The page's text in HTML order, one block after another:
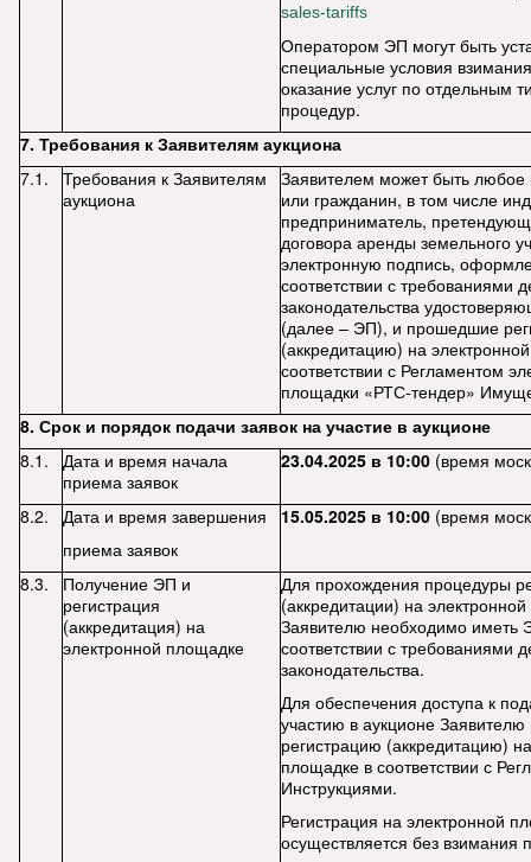
sales-tariffs
Оператором ЭП могут быть
специальные условия
оказание услуг по отдельным
процедур.
7. Требования к Заявителям аукциона
7.1.
Требования к Заявителям
аукциона
Заявителем может быть любое
или гражданин, в том числе
предприниматель,
договора аренды земельного
электронную подпись,
соответствии с требованиями
законодательства
(далее – ЭП), и прошедшие
(аккредитацию) на
соответствии с Регламентом
площадки «РТС-тендер»
8. Срок и порядок подачи заявок на участие в аукционе
8.1.
Дата и время начала
приема заявок
23.04.2025 в 10:00 (время
8.2.
Дата и время завершения
приема заявок
15.05.2025 в 10:00 (время
8.3.
Получение ЭП и
регистрация
(аккредитация) на
электронной площадке
Для прохождения процедуры
(аккредитации) на
Заявителю необходимо
соответствии с требованиями
законодательства.
Для обеспечения доступа к
участию в аукционе
регистрацию (аккредитацию)
площадке в соответствии с
Инструкциями.
Регистрация на электронной
осуществляется без взимания